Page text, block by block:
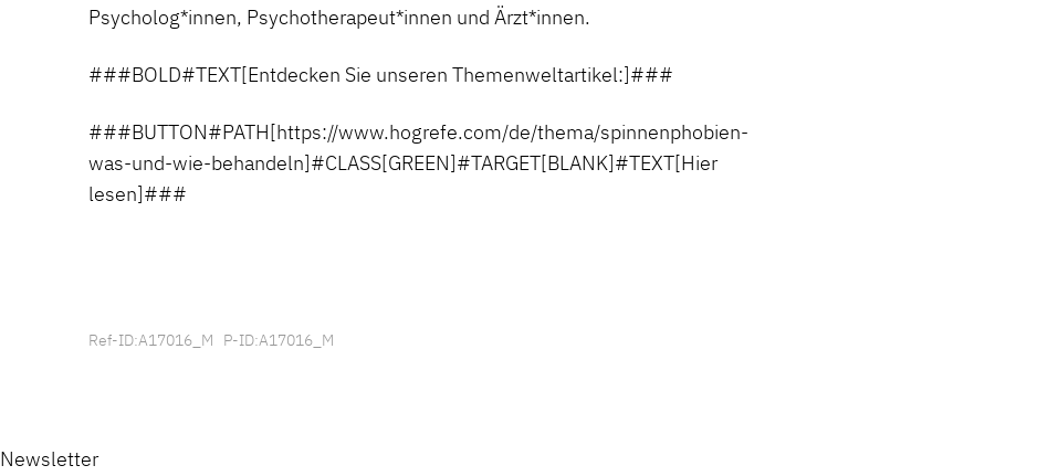
Psycholog*innen, Psychotherapeut*innen und Ärzt*innen.
###BOLD#TEXT[Entdecken Sie unseren Themenweltartikel:]###
###BUTTON#PATH[https://www.hogrefe.com/de/thema/spinnenphobien-
was-und-wie-behandeln]#CLASS[GREEN]#TARGET[BLANK]#TEXT[Hier
lesen]###
Ref-ID:A17016_M P-ID:A17016_M
Newsletter